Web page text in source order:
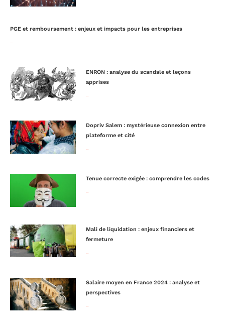
PGE et remboursement : enjeux et impacts pour les entreprises
ENRON : analyse du scandale et leçons
apprises
Dopriv Salem : mystérieuse connexion entre
plateforme et cité
Tenue correcte exigée : comprendre les codes
Mali de liquidation : enjeux financiers et
fermeture
Salaire moyen en France 2024 : analyse et
perspectives